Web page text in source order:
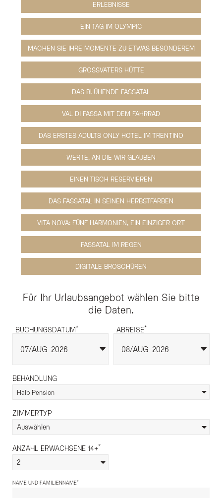
ERLEBNISSE
EIN TAG IM OLYMPIC
MACHEN SIE IHRE MOMENTE ZU ETWAS BESONDEREM
GROSSVATERS HÜTTE
DAS BLÜHENDE FASSATAL
VAL DI FASSA MIT DEM FAHRRAD
DAS ERSTES ADULTS ONLY HOTEL IM TRENTINO
WERTE, AN DIE WIR GLAUBEN
EINEN TISCH RESERVIEREN
DAS FASSATAL IN SEINEN HERBSTFARBEN
VITA NOVA: FÜNF HARMONIEN, EIN EINZIGER ORT
FASSATAL IM REGEN
DIGITALE BROSCHÜREN
Für Ihr Urlaubsangebot wählen Sie bitte
die Daten.
BUCHUNGSDATUM*
07 AUG 2026
ABREISE*
08 AUG 2026
BEHANDLUNG
Halb Pension
ZIMMERTYP
Auswählen
ANZAHL ERWACHSENE 14+*
2
NAME UND FAMILIENNAME*